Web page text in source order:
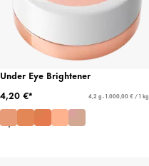
Under Eye Brightener
4,20 €*
4,2 g - 1.000,00 € / 1 kg